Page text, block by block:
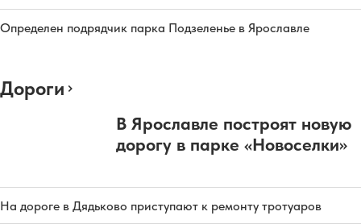
Определен подрядчик парка Подзеленье в Ярославле
Дороги
В Ярославле построят новую
дорогу в парке «Новоселки»
На дороге в Дядьково приступают к ремонту тротуаров